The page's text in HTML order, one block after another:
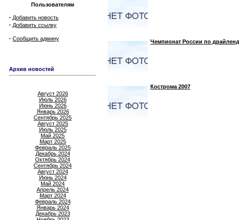
Пользователям
· Добавить новость
· Добавить ссылку
· Сообщить админу
Архив новостей
Август 2026
Июль 2026
Июнь 2026
Январь 2026
Сентябрь 2025
Август 2025
Июль 2025
Май 2025
Март 2025
Февраль 2025
Декабрь 2024
Октябрь 2024
Сентябрь 2024
Август 2024
Июнь 2024
Май 2024
Апрель 2024
Март 2024
Февраль 2024
Январь 2024
Декабрь 2023
Чемпионат России по
Кострома 2007